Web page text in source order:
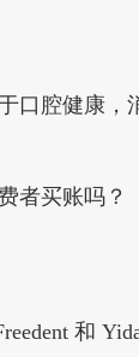
口腔健康
者买账吗？
和